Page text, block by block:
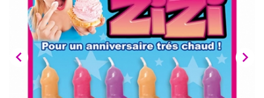
 